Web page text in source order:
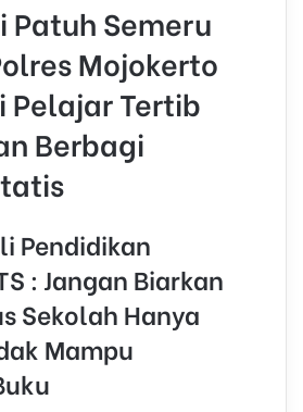
Patuh Semeru
Mojokerto
Pelajar Tertib
Berbagi
Pendidikan
: Jangan Biarkan
Sekolah Hanya
Mampu